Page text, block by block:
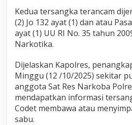
Kedua tersangka terancam
(2) Jo 132 ayat (1) dan atau
ayat (1) UU RI No. 35 tahun
Narkotika.
Dijelaskan Kapolres,
Minggu (12 /10/2025) sekitar
anggota Sat Res Narkoba
mendapatkan informasi
Codet membawa atau
sabu.